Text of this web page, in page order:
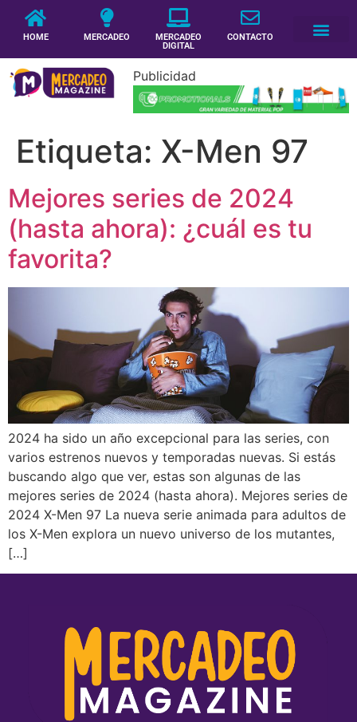
HOME MERCADEO
MERCADEO
DIGITAL
CONTACTO
Publicidad
Etiqueta: X-Men 97
Mejores series de 2024
(hasta ahora): ¿cuál es tu
favorita?
2024 ha sido un año excepcional para las series, con
varios estrenos nuevos y temporadas nuevas. Si estás
buscando algo que ver, estas son algunas de las
mejores series de 2024 (hasta ahora). Mejores series de
2024 X-Men 97 La nueva serie animada para adultos de
los X-Men explora un nuevo universo de los mutantes,
[…]